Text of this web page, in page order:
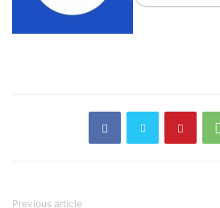
Previous article